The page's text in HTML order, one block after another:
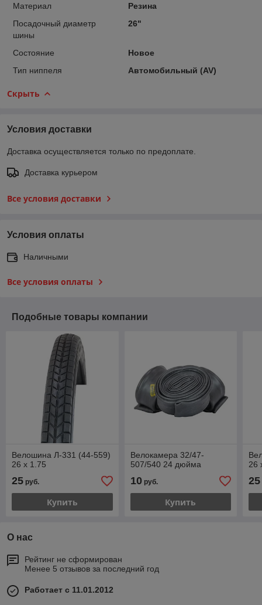
Материал
Резина
Посадочный диаметр
шины
26"
Состояние
Новое
Тип ниппеля
Автомобильный (AV)
Скрыть
Условия доставки
Доставка осуществляется только по предоплате.
Доставка курьером
Все условия доставки
Условия оплаты
Наличными
Все условия оплаты
Подобные товары компании
Велошина Л-331 (44-559)
26 x 1.75
25 руб.
Купить
Велокамера 32/47-
507/540 24 дюйма
10руб.
Купить
26
25
О нас
Рейтинг не сформирован
Менее 5 отзывов за последний год
Работает с 11.01.2012